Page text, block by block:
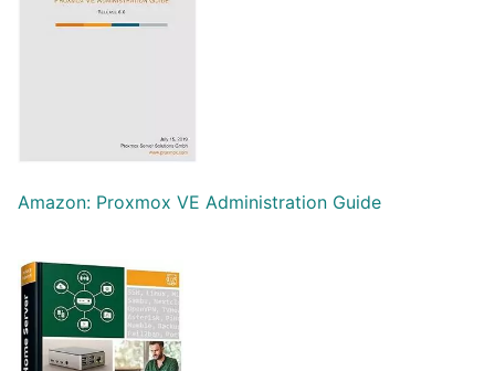
Amazon: Proxmox VE Administration Guide